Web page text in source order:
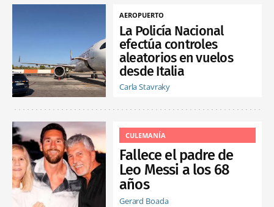
AEROPUERTO
La Policía Nacional
efectúa controles
aleatorios en vuelos
desde Italia
Carla Stavraky
CULEMANÍA
Fallece el padre de
Leo Messi a los 68
años
Gerard Boada